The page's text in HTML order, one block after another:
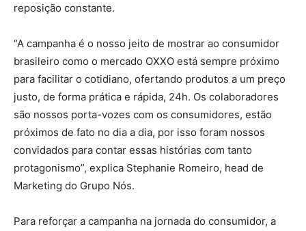
reposição constante.
“A campanha é o nosso jeito de mostrar ao consumidor
brasileiro como o mercado OXXO está sempre próximo
para facilitar o cotidiano, ofertando produtos a um preço
justo, de forma prática e rápida, 24h. Os colaboradores
são nossos porta-vozes com os consumidores, estão
próximos de fato no dia a dia, por isso foram nossos
convidados para contar essas histórias com tanto
protagonismo”, explica Stephanie Romeiro, head de
Marketing do Grupo Nós.
Para reforçar a campanha na jornada do consumidor, a